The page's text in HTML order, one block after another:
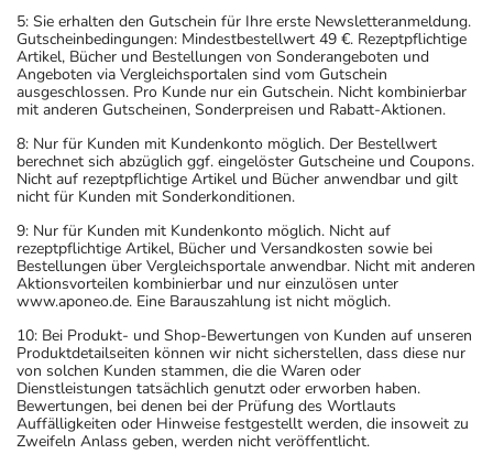
5: Sie erhalten den Gutschein für Ihre erste Newsletteranmeldung.
Gutscheinbedingungen: Mindestbestellwert 49 €. Rezeptpflichtige
Artikel, Bücher und Bestellungen von Sonderangeboten und
Angeboten via Vergleichsportalen sind vom Gutschein
ausgeschlossen. Pro Kunde nur ein Gutschein. Nicht kombinierbar
mit anderen Gutscheinen, Sonderpreisen und Rabatt-Aktionen.
8: Nur für Kunden mit Kundenkonto möglich. Der Bestellwert
berechnet sich abzüglich ggf. eingelöster Gutscheine und Coupons.
Nicht auf rezeptpflichtige Artikel und Bücher anwendbar und gilt
nicht für Kunden mit Sonderkonditionen.
9: Nur für Kunden mit Kundenkonto möglich. Nicht auf
rezeptpflichtige Artikel, Bücher und Versandkosten sowie bei
Bestellungen über Vergleichsportale anwendbar. Nicht mit anderen
Aktionsvorteilen kombinierbar und nur einzulösen unter
www.aponeo.de. Eine Barauszahlung ist nicht möglich.
10: Bei Produkt- und Shop-Bewertungen von Kunden auf unseren
Produktdetailseiten können wir nicht sicherstellen, dass diese nur
von solchen Kunden stammen, die die Waren oder
Dienstleistungen tatsächlich genutzt oder erworben haben.
Bewertungen, bei denen bei der Prüfung des Wortlauts
Auffälligkeiten oder Hinweise festgestellt werden, die insoweit zu
Zweifeln Anlass geben, werden nicht veröffentlicht.